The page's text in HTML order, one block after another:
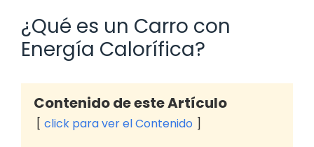
¿Qué es un Carro con
Energía Calorífica?
Contenido de este Artículo
click para ver el Contenido